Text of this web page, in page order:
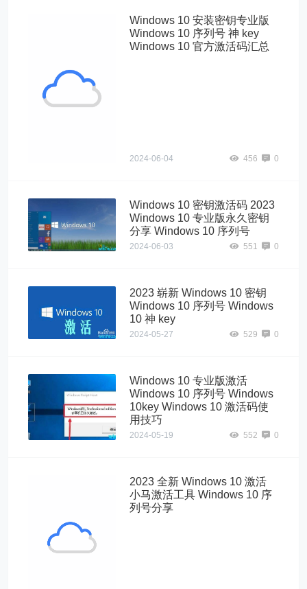
Windows10"
alt="Windows 10
安装密钥专业版
Windows 10 安装密钥专业版
Windows 10 序列号 神 key
Windows 10 官方激活码汇总
2024-06-04 456 0
Windows 10 密钥激活码 2023
Windows 10 专业版永久密钥
分享 Windows 10 序列号
2024-06-03 551 0
2023 崭新 Windows 10 密钥
Windows 10 序列号 Windows
10 神 key
2024-05-27 529 0
Windows 10 专业版激活
Windows 10 序列号 Windows
10key Windows 10 激活码使
用技巧
2024-05-19 552 0
小马" alt="2023
全新 Windows
2023 全新 Windows 10 激活
小马激活工具 Windows 10 序
列号分享